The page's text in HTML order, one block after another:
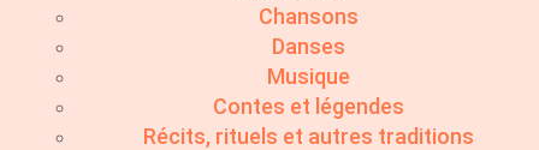
Chansons
Danses
Musique
Contes et légendes
Récits, rituels et autres traditions